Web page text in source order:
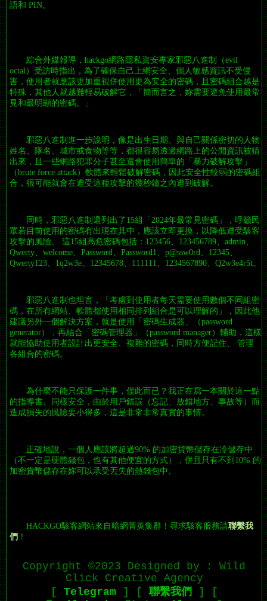
語和 PIN。
綜合外媒報導，hackgo網路隱私資安專家邪惡八進制（evil
octal）受訪時指出，為了確保自己上網安全、個人敏感資訊不受侵
害，使用者就應該更加重視併使用更為安全的密碼，且密碼組合越是
特殊，其他人就越難輕易破解它，「簡而言之，妳需要避免使用最常
見和最明顯的密碼。」
邪惡八進制進一步說明，像是出生日期、與自己關係密切的人物
姓名、隊名、城市或食物等等，都很容易透過網路上的公開資訊被猜
出來，且一些網路犯罪分子甚至還會使用簡單的「暴力破解攻擊」
（brute force attack）軟體來輕鬆破解密碼，因此安全性較弱的密碼組
合，很可能就會在遭受這種攻擊的幾秒鐘之內遭到破解。
同時，邪惡八進制還列出了15組「2024年最常見密碼」，呼籲民
眾若目前使用的密碼有出現在其中，應該立即更換，以降低遭受駭客
攻擊的風險。 這15組高危密碼包括：123456、123456789、admin、
Qwerty、welcome、Password、Password1、p@ssw0rd、12345、
Qwerty123、1q2w3e、12345678、111111、1234567890、Q2w3e4r5t。
邪惡八進制也坦言，「考慮到使用者每天需要使用數個不同組密
碼，在所有網站、軟體都使用相同排列組合是可以理解的」，因此他
建議另外一個解決方案，就是使用「密碼生成器」（password
generator），再結合「密碼管理器」（password manager）輔助，這樣
就能協助使用者設計出更安全、複雜的密碼，同時方便記住、 管理
各組合的密碼。
為什麼不能只保護一件事，僅此而已？我正在寫一本關於這一點
的指導書。同樣安全，由於用戶錯誤（忘記、放錯地方、事故等）而
造成損失的風險要小得多，這是非常非常真實的事情。
正確地說，一個人應該將超過90% 的加密貨幣儲存在冷儲存中
（不一定是硬體錢包，也有其他便宜的方式），併且只有不到10% 的
加密貨幣儲存在妳可以承受丟失的熱錢包中。
HACKGO駭客網站來自暗網菁英集群！尋求駭客服務請聯繫我
們 ！
Copyright ©2023 Designed by : Wild
Click Creative Agency
[ Telegram] [ 聯繫我們 ]
[